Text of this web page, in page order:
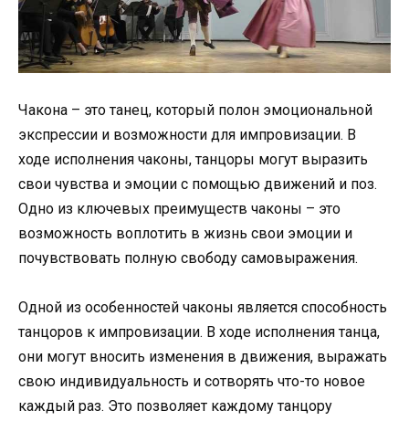
Чакона – это танец, который полон эмоциональной
экспрессии и возможности для импровизации. В
ходе исполнения чаконы, танцоры могут выразить
свои чувства и эмоции с помощью движений и поз.
Одно из ключевых преимуществ чаконы – это
возможность воплотить в жизнь свои эмоции и
почувствовать полную свободу самовыражения.
Одной из особенностей чаконы является способность
танцоров к импровизации. В ходе исполнения танца,
они могут вносить изменения в движения, выражать
свою индивидуальность и сотворять что-то новое
каждый раз. Это позволяет каждому танцору